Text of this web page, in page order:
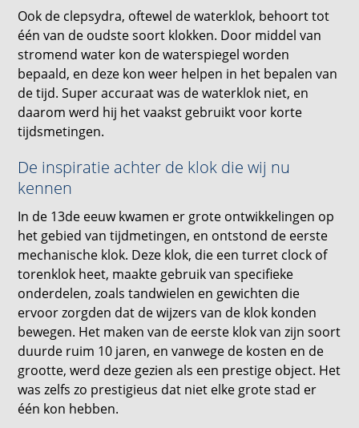
Ook de clepsydra, oftewel de waterklok, behoort tot
één van de oudste soort klokken. Door middel van
stromend water kon de waterspiegel worden
bepaald, en deze kon weer helpen in het bepalen van
de tijd. Super accuraat was de waterklok niet, en
daarom werd hij het vaakst gebruikt voor korte
tijdsmetingen.
De inspiratie achter de klok die wij nu
kennen
In de 13de eeuw kwamen er grote ontwikkelingen op
het gebied van tijdmetingen, en ontstond de eerste
mechanische klok. Deze klok, die een turret clock of
torenklok heet, maakte gebruik van specifieke
onderdelen, zoals tandwielen en gewichten die
ervoor zorgden dat de wijzers van de klok konden
bewegen. Het maken van de eerste klok van zijn soort
duurde ruim 10 jaren, en vanwege de kosten en de
grootte, werd deze gezien als een prestige object. Het
was zelfs zo prestigieus dat niet elke grote stad er
één kon hebben.